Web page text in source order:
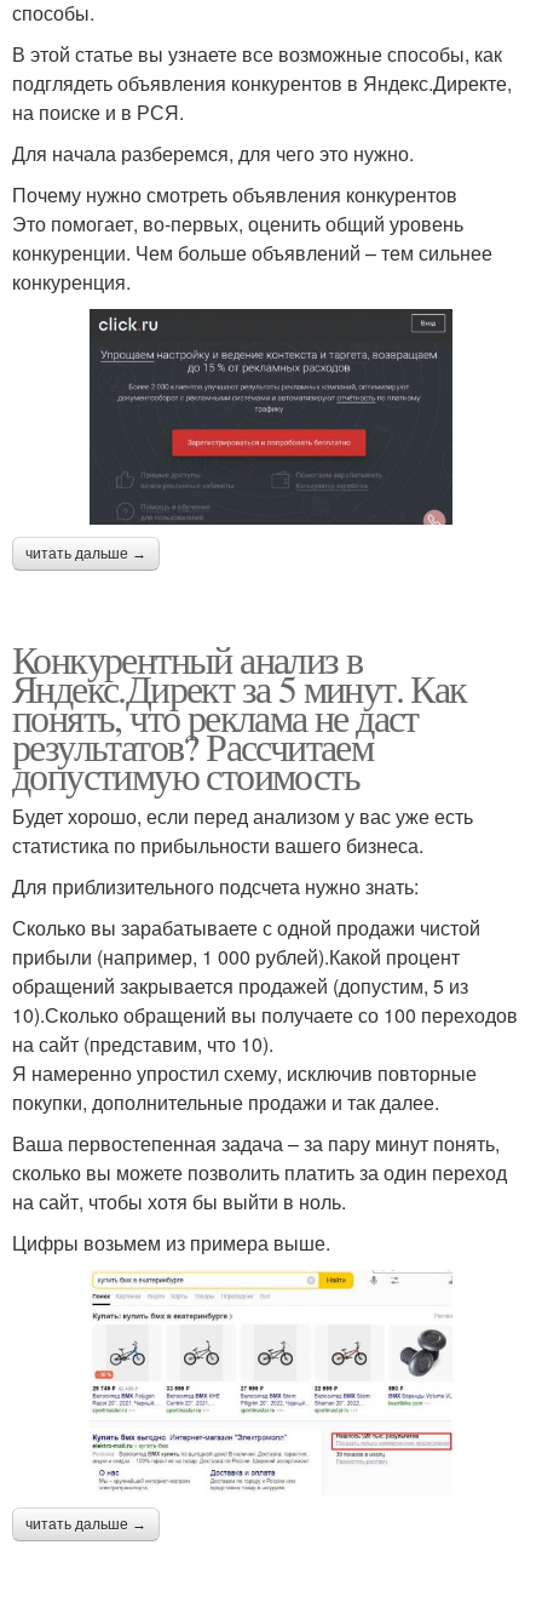
способы.
В этой статье вы узнаете все возможные способы, как
подглядеть объявления конкурентов в Яндекс.Директе,
на поиске и в РСЯ.
Для начала разберемся, для чего это нужно.
Почему нужно смотреть объявления конкурентов
Это помогает, во-первых, оценить общий уровень
конкуренции. Чем больше объявлений – тем сильнее
конкуренция.
читать дальше →
Конкурентный анализ в
Яндекс.Директ за 5 минут. Как
понять, что реклама не даст
результатов? Рассчитаем
допустимую стоимость
Будет хорошо, если перед анализом у вас уже есть
статистика по прибыльности вашего бизнеса.
Для приблизительного подсчета нужно знать:
Сколько вы зарабатываете с одной продажи чистой
прибыли (например, 1 000 рублей).Какой процент
обращений закрывается продажей (допустим, 5 из
10).Сколько обращений вы получаете со 100 переходов
на сайт (представим, что 10).
Я намеренно упростил схему, исключив повторные
покупки, дополнительные продажи и так далее.
Ваша первостепенная задача – за пару минут понять,
сколько вы можете позволить платить за один переход
на сайт, чтобы хотя бы выйти в ноль.
Цифры возьмем из примера выше.
читать дальше →